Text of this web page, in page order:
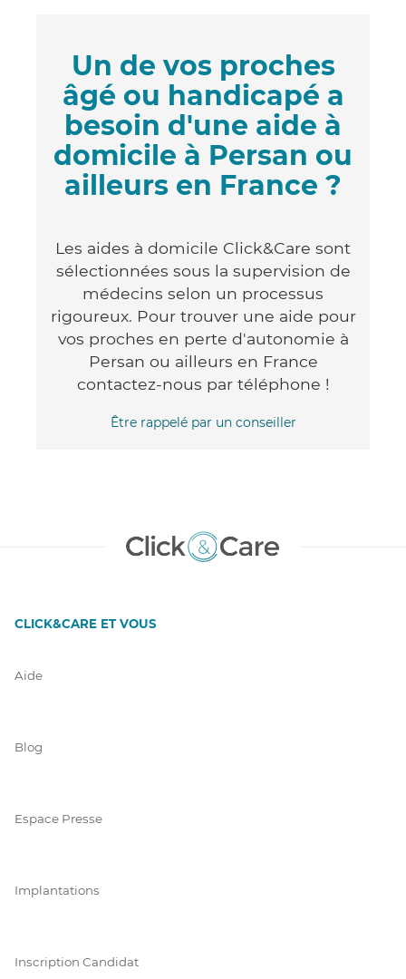
Un de vos proches
âgé ou handicapé a
besoin d'une aide à
domicile à Persan ou
ailleurs en France ?
Les aides à domicile Click&Care sont
sélectionnées sous la supervision de
médecins selon un processus
rigoureux. Pour trouver une aide pour
vos proches en perte d'autonomie à
Persan ou ailleurs en France
contactez-nous par téléphone !
Être rappelé par un conseiller
CLICK&CARE ET VOUS
Aide
Blog
Espace Presse
Implantations
Inscription Candidat